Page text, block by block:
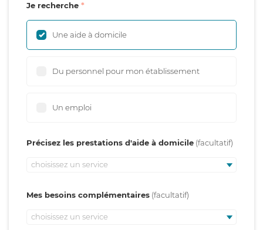
Je recherche
Une aide à domicile
Du personnel pour mon établissement
Un emploi
Précisez les prestations d'aide à domicile
choisissez un service
Mes besoins complémentaires
choisissez un service